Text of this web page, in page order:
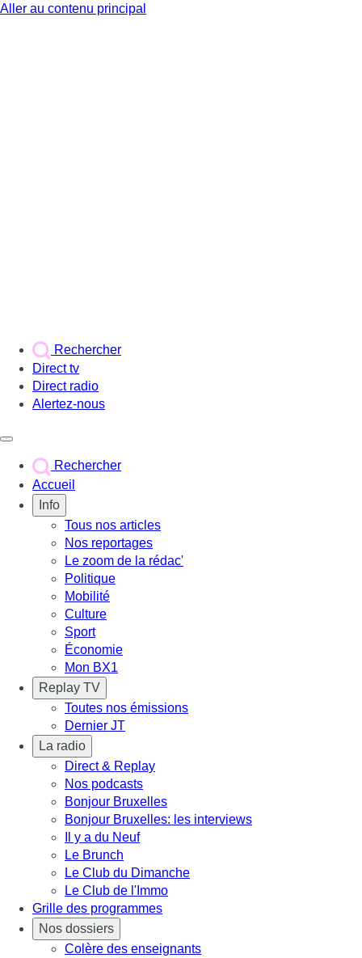
Aller au contenu principal
Rechercher
Direct tv
Direct radio
Alertez-nous
Rechercher
Accueil
Info
Tous nos articles
Nos reportages
Le zoom de la rédac'
Politique
Mobilité
Culture
Sport
Économie
Mon BX1
Replay TV
Toutes nos émissions
Dernier JT
La radio
Direct & Replay
Nos podcasts
Bonjour Bruxelles
Bonjour Bruxelles: les interviews
Il y a du Neuf
Le Brunch
Le Club du Dimanche
Le Club de l'Immo
Grille des programmes
Nos dossiers
Colère des enseignants